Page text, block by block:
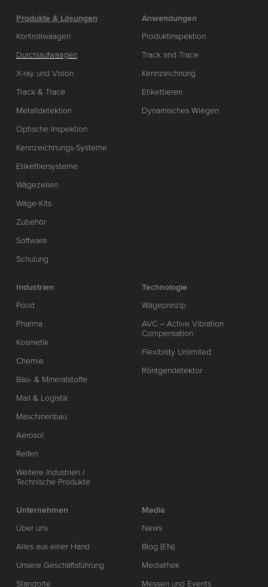
Produkte & Lösungen
Kontrollwaagen
Durchlaufwaagen
X-ray und Vision
Track & Trace
Metalldetektion
Optische Inspektion
Kennzeichnungs-Systeme
Etikettiersysteme
Wägezellen
Wäge-Kits
Zubehör
Software
Schulung
Anwendungen
Produktinspektion
Track and Trace
Kennzeichnung
Etikettieren
Dynamisches Wiegen
Industrien
Food
Pharma
Kosmetik
Chemie
Bau- & Mineralstoffe
Mail & Logistik
Maschinenbau
Aerosol
Reifen
Weitere Industrien /
Technische Produkte
Technologie
Wägeprinzip
AVC – Active Vibration
Compensation
Flexibility Unlimited
Röntgendetektor
Unternehmen
Über uns
Alles aus einer Hand
Unsere Geschäftsführung
Standorte
Media
News
Blog (EN)
Mediathek
Messen und Events